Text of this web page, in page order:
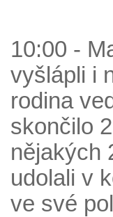
10:00 -
vyšlápli i
rodina
skončilo
nějakých
udolali v
ve své